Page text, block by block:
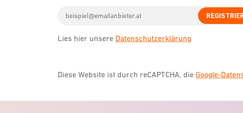
address
Lies hier unsere Datenschutzerklärung
Diese Website ist durch reCAPTCHA, die Google-